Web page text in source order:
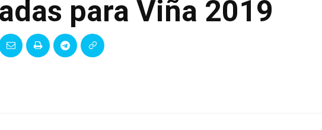
para Viña 2019